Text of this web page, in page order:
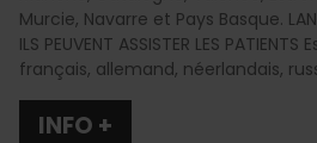
Murcie, Navarre et Pays Basque.
ILS PEUVENT ASSISTER LES
français, allemand, néerlandais,
INFO +